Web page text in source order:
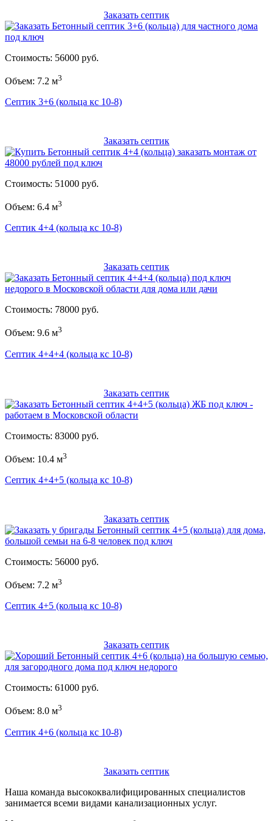
Заказать септик
Стоимость: 56000 руб.
Объем: 7.2 м3
Септик 3+6 (кольца кс 10-8)
Заказать септик
Стоимость: 51000 руб.
Объем: 6.4 м3
Септик 4+4 (кольца кс 10-8)
Заказать септик
Стоимость: 78000 руб.
Объем: 9.6 м3
Септик 4+4+4 (кольца кс 10-8)
Заказать септик
Стоимость: 83000 руб.
Объем: 10.4 м3
Септик 4+4+5 (кольца кс 10-8)
Заказать септик
Стоимость: 56000 руб.
Объем: 7.2 м3
Септик 4+5 (кольца кс 10-8)
Заказать септик
Стоимость: 61000 руб.
Объем: 8.0 м3
Септик 4+6 (кольца кс 10-8)
Заказать септик
Наша команда высококвалифицированных специалистов
занимается всеми видами канализационных услуг.